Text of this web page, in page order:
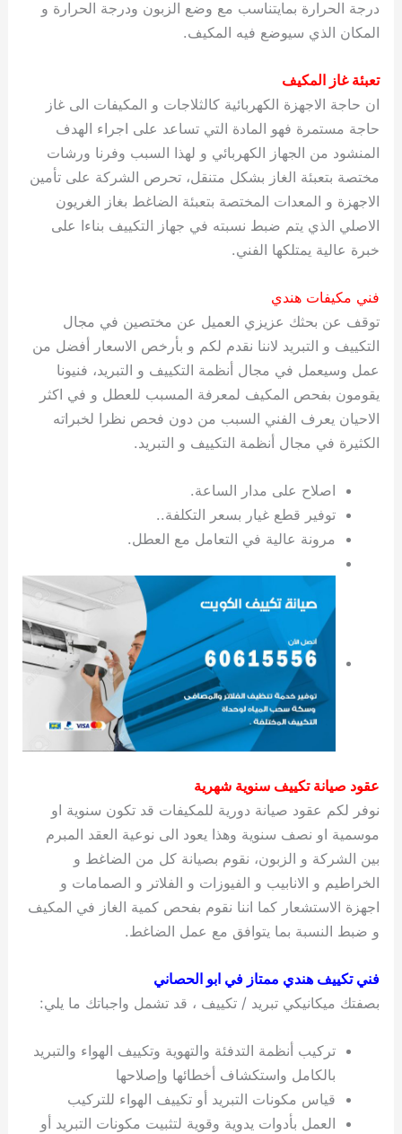
درجة الحرارة بمايتناسب مع وضع الزبون ودرجة الحرارة و
المكان الذي سيوضع فيه المكيف.
تعبئة غاز المكيف
ان حاجة الاجهزة الكهربائية كالثلاجات و المكيفات الى غاز
حاجة مستمرة فهو المادة التي تساعد على اجراء الهدف
المنشود من الجهاز الكهربائي و لهذا السبب وفرنا ورشات
مختصة بتعبئة الغاز بشكل متنقل، تحرص الشركة على تأمين
الاجهزة و المعدات المختصة بتعبئة الضاغط بغاز الغريون
الاصلي الذي يتم ضبط نسبته في جهاز التكييف بناءا على
خبرة عالية يمتلكها الفني.
فني مكيفات هندي
توقف عن بحثك عزيزي العميل عن مختصين في مجال
التكييف و التبريد لاننا نقدم لكم و بأرخص الاسعار أفضل من
عمل وسيعمل في مجال أنظمة التكييف و التبريد، فنيونا
يقومون بفحص المكيف لمعرفة المسبب للعطل و في اكثر
الاحيان يعرف الفني السبب من دون فحص نظرا لخبراته
الكثيرة في مجال أنظمة التكييف و التبريد.
اصلاح على مدار الساعة.
توفير قطع غيار بسعر التكلفة..
مرونة عالية في التعامل مع العطل.
عقود صيانة تكييف سنوية شهرية
نوفر لكم عقود صيانة دورية للمكيفات قد تكون سنوية او
موسمية او نصف سنوية وهذا يعود الى نوعية العقد المبرم
بين الشركة و الزبون، نقوم بصيانة كل من الضاغط و
الخراطيم و الانابيب و الفيوزات و الفلاتر و الصمامات و
اجهزة الاستشعار كما اننا نقوم بفحص كمية الغاز في المكيف
و ضبط النسبة بما يتوافق مع عمل الضاغط.
فني تكييف هندي ممتاز في ابو الحصاني
بصفتك ميكانيكي تبريد / تكييف ، قد تشمل واجباتك ما يلي:
تركيب أنظمة التدفئة والتهوية وتكييف الهواء والتبريد
بالكامل واستكشاف أخطائها وإصلاحها
قياس مكونات التبريد أو تكييف الهواء للتركيب
العمل بأدوات يدوية وقوية لتثبيت مكونات التبريد أو